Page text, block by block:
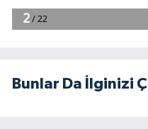
Bunlar Da İlginizi